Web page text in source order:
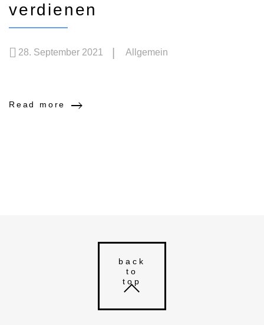
verdienen
28. September 2021 Allgemein
Read more
back
to
top